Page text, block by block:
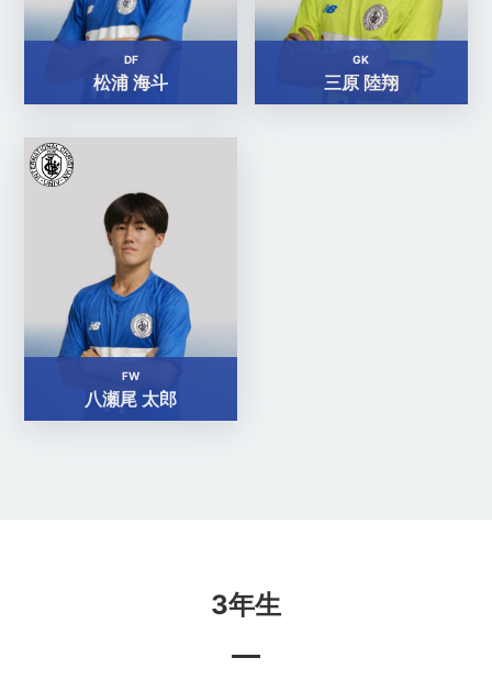
DF
松浦 海斗
GK
三原 陸翔
FW
八瀬尾 太郎
3年生